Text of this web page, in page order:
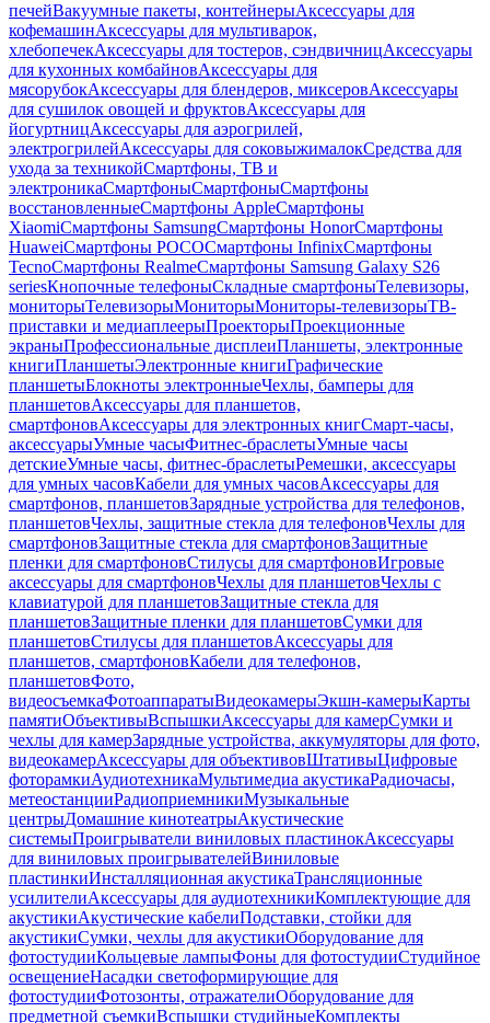
печейВакуумные пакеты, контейнерыАксессуары для
кофемашинАксессуары для мультиварок,
хлебопечекАксессуары для тостеров, сэндвичницАксессуары
для кухонных комбайновАксессуары для
мясорубокАксессуары для блендеров, миксеровАксессуары
для сушилок овощей и фруктовАксессуары для
йогуртницАксессуары для аэрогрилей,
электрогрилейАксессуары для соковыжималокСредства для
ухода за техникойСмартфоны, ТВ и
электроникаСмартфоныСмартфоныСмартфоны
восстановленныеСмартфоны AppleСмартфоны
XiaomiСмартфоны SamsungСмартфоны HonorСмартфоны
HuaweiСмартфоны POCOСмартфоны InfinixСмартфоны
TecnoСмартфоны RealmeСмартфоны Samsung Galaxy S26
seriesКнопочные телефоныСкладные смартфоныТелевизоры,
мониторыТелевизорыМониторыМониторы-телевизорыТВ-
приставки и медиаплеерыПроекторыПроекционные
экраныПрофессиональные дисплеиПланшеты, электронные
книгиПланшетыЭлектронные книгиГрафические
планшетыБлокноты электронныеЧехлы, бамперы для
планшетовАксессуары для планшетов,
смартфоновАксессуары для электронных книгСмарт-часы,
аксессуарыУмные часыФитнес-браслетыУмные часы
детскиеУмные часы, фитнес-браслетыРемешки, аксессуары
для умных часовКабели для умных часовАксессуары для
смартфонов, планшетовЗарядные устройства для телефонов,
планшетовЧехлы, защитные стекла для телефоновЧехлы для
смартфоновЗащитные стекла для смартфоновЗащитные
пленки для смартфоновСтилусы для смартфоновИгровые
аксессуары для смартфоновЧехлы для планшетовЧехлы с
клавиатурой для планшетовЗащитные стекла для
планшетовЗащитные пленки для планшетовСумки для
планшетовСтилусы для планшетовАксессуары для
планшетов, смартфоновКабели для телефонов,
планшетовФото,
видеосъемкаФотоаппаратыВидеокамерыЭкшн-камерыКарты
памятиОбъективыВспышкиАксессуары для камерСумки и
чехлы для камерЗарядные устройства, аккумуляторы для фото,
видеокамерАксессуары для объективовШтативыЦифровые
фоторамкиАудиотехникаМультимедиа акустикаРадиочасы,
метеостанцииРадиоприемникиМузыкальные
центрыДомашние кинотеатрыАкустические
системыПроигрыватели виниловых пластинокАксессуары
для виниловых проигрывателейВиниловые
пластинкиИнсталляционная акустикаТрансляционные
усилителиАксессуары для аудиотехникиКомплектующие для
акустикиАкустические кабелиПодставки, стойки для
акустикиСумки, чехлы для акустикиОборудование для
фотостудииКольцевые лампыФоны для фотостудииСтудийное
освещениеНасадки светоформирующие для
фотостудииФотозонты, отражателиОборудование для
предметной съемкиВспышки студийныеКомплекты